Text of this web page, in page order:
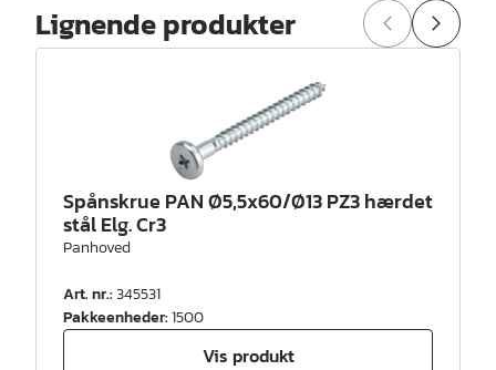
Lignende produkter
Spånskrue PAN Ø5,5x60/Ø13 PZ3 hærdet
stål Elg. Cr3
Panhoved
Art. nr.:345531
Pakkeenheder:1500
Vis produkt